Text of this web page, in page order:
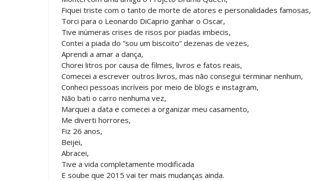
Fiquei triste com o tanto de morte de atores e personalidades famosas,
Torci para o Leonardo DiCaprio ganhar o Oscar,
Tive inúmeras crises de risos por piadas imbecis,
Contei a piada do “sou um biscoito” dezenas de vezes,
Aprendi a amar a dança,
Chorei litros por causa de filmes, livros e fatos reais,
Comecei a escrever outros livros, mas não consegui terminar nenhum,
Conheci pessoas incríveis por meio de blogs e instagram,
Não bati o carro nenhuma vez,
Marquei a data e comecei a organizar meu casamento,
Me diverti horrores,
Fiz 26 anos,
Beijei,
Abracei,
Tive a vida completamente modificada
E soube que 2015 vai ter mais mudanças ainda.